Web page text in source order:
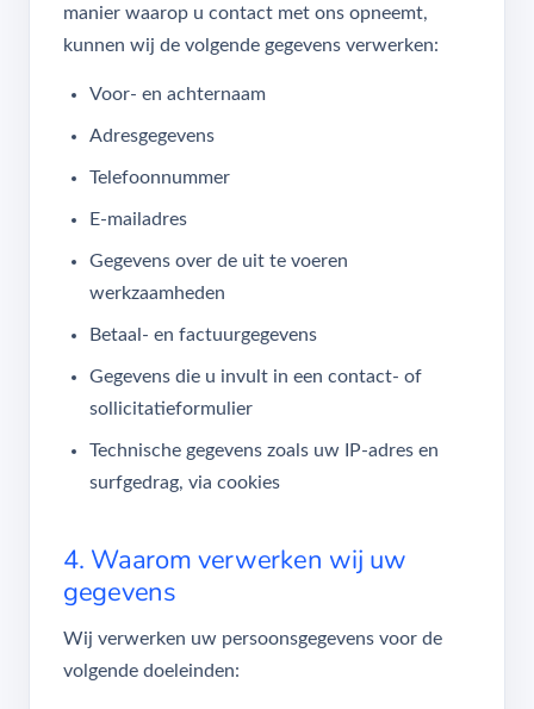
manier waarop u contact met ons opneemt,
kunnen wij de volgende gegevens verwerken:
Voor- en achternaam
Adresgegevens
Telefoonnummer
E-mailadres
Gegevens over de uit te voeren
werkzaamheden
Betaal- en factuurgegevens
Gegevens die u invult in een contact- of
sollicitatieformulier
Technische gegevens zoals uw IP-adres en
surfgedrag, via cookies
4. Waarom verwerken wij uw
gegevens
Wij verwerken uw persoonsgegevens voor de
volgende doeleinden: